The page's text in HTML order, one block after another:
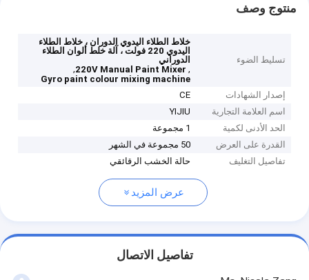
منتوج وصف
تسليط الضوء
خلاط الطلاء اليدوي الدوران ، خلاط الطلاء
اليدوي 220 فولت ، آلة خلط ألوان الطلاء
الدوراني
,
220V Manual Paint Mixer
,
Gyro paint colour mixing machine
إصدار الشهادات
CE
اسم العلامة التجارية
YIJIU
الحد الأدنى لكمية
1 مجموعة
القدرة على العرض
50 مجموعة في الشهر
تفاصيل التغليف
حالة الخشب الرقائقي
عرض المزيد
تفاصيل الاتصال